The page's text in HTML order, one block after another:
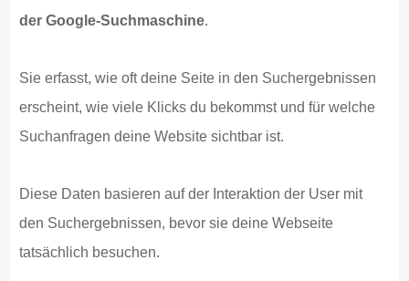
der Google-Suchmaschine.
Sie erfasst, wie oft deine Seite in den Suchergebnissen
erscheint, wie viele Klicks du bekommst und für welche
Suchanfragen deine Website sichtbar ist.
Diese Daten basieren auf der Interaktion der User mit
den Suchergebnissen, bevor sie deine Webseite
tatsächlich besuchen.